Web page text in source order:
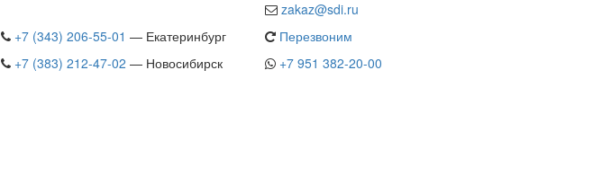
+7 (343) 206-55-01 — Екатеринбург
+7 (383) 212-47-02 — Новосибирск
zakaz@sdi.ru
Перезвоним
+7 951 382-20-00